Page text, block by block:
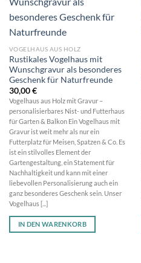
VOGELHAUS AUS HOLZ
Rustikales Vogelhaus mit
Wunschgravur als besonderes
Geschenk für Naturfreunde
30,00€
Vogelhaus aus Holz mit Gravur –
personalisierbares Nist- und Futterhaus
für Garten & Balkon Ein Vogelhaus mit
Gravur ist weit mehr als nur ein
Futterplatz für Meisen, Spatzen & Co. Es
ist ein stilvolles Element der
Gartengestaltung, ein Statement für
Nachhaltigkeit und kann mit einer
liebevollen Personalisierung auch ein
ganz besonderes Geschenk sein. Unser
Vogelhaus [...]
IN DEN WARENKORB